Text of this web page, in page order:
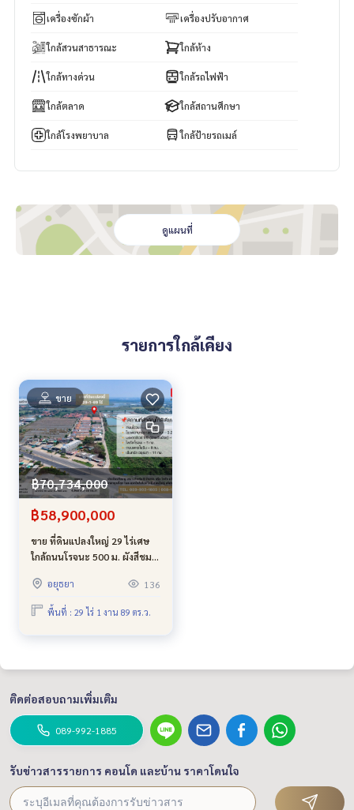
* ตกแต่งปรับปรุงใหม่ทั้งอาคาร
* ระบบคีย์การ์ด, CCTV, ความปลอดภัย 24 ชม.
* ผลตอบแทนดี เหมาะสำหรับลงทุนทันที
* พร้อมดำเนินกิจการได้เลย ไม่ต้องลงทุนเพิ่ม
🌟 ทำเลดี ใจกลางบางปะอิน:
สถานที่ใกล้เคียง:
* นิคมอุตสาหกรรมบางปะอิน
📞 สนใจนัดดูทรัพย์ หรือสอบถามเพิ่มเติม:
088-141-1555
* 📲 Line Official: @bestproperty (อย่าลืมใส่ @ ด้วยนะคะ)
* 🌐 เว็บไซต์: www.bestpropertycenter.com
#ขายอพาร์ทเมนท์บางปะอิน #อพาร์ทเมนท์ใกล้นิคมบางปะอิน
#อพาร์ทเมนท์ราคาถูก #อพาร์ทเมนท์ลงทุนได้เลย #อสังหาริมท
รัพย์อยุธยา #อพาร์ทเมนท์ผู้เช่าเต็ม #ขายกิจการห้องเช่า #ลงทุน
อสังหาใกล้โรงงาน #ขายอพาร์ทเมนท์ราคาถูก
เครื่องซักผ้า เครื่องปรับอากาศ
ใกล้สวนสาธารณะ ใกล้ห้าง
ใกล้ทางด่วน ใกล้รถไฟฟ้า
ใกล้ตลาด ใกล้สถานศึกษา
ใกล้โรงพยาบาล ใกล้ป้ายรถเมล์
ดูแผนที่
รายการใกล้เคียง
ขาย
฿70,734,000
฿58,900,000
ขาย ที่ดินแปลงใหญ่ 29 ไร่เศษ
ใกล้ถนนโรจนะ 500 ม. ผังสีชมพู
จัดสรร โกดัง คลังสินค้า
ต.บ้านสร้าง บางปะอิน
พระนครศรีอยุธยา
อยุธยา 136
พื้นที่ : 29 ไร่ 1 งาน 89 ตร.ว.
ติดต่อสอบถามเพิ่มเติม
089-992-1885
รับข่าวสารรายการ คอนโด และบ้าน ราคาโดนใจ